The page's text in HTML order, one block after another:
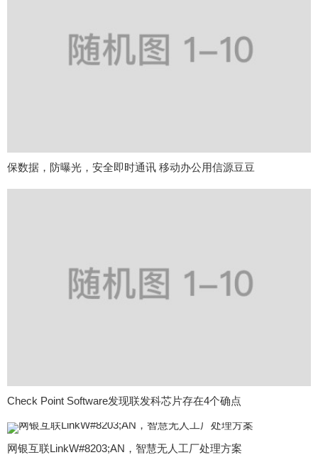
保数据，防曝光，安全即时通讯 移动办公用信源豆豆
Check Point Software发现联发科芯片存在4个确点
网银互联LinkW#8203;AN，智慧无人工厂处理方案